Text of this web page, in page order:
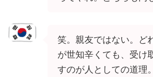
笑。親友ではない。ど
が世知辛くても、受け
すのが人としての道理